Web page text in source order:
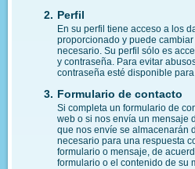
Perfil
En su perfil tiene acceso a los
proporcionado y puede
necesario. Su perfil sólo es
y contraseña. Para evitar
contraseña esté disponible
Formulario de contacto
Si completa un formulario de
web o si nos envía un mensaje
que nos envíe se almacenarán
necesario para una respuesta
formulario o mensaje, de
formulario o el contenido de su